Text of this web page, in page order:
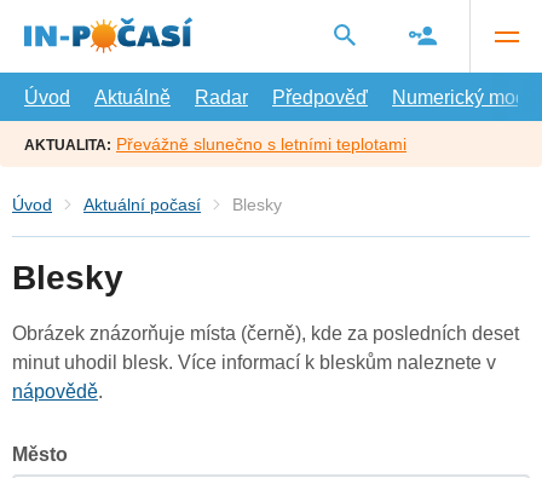
hlavní
Úvod
Aktuálně Radar Předpověď Numerický model
AKTUALITA: Převážně slunečno s letními teplotami
Úvod Aktuální počasí Blesky
Blesky
Obrázek znázorňuje místa (černě), kde za posledních deset
minut uhodil blesk. Více informací k bleskům naleznete v
nápovědě.
Město